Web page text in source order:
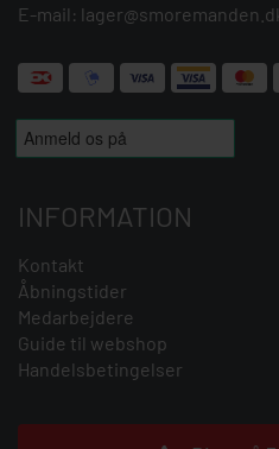
E-mail:
INFORMATION
Kontakt
Åbningstider
Medarbejdere
Guide til webshop
Handelsbetingelser